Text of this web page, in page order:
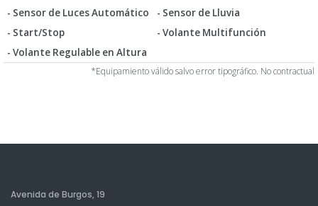
- Sensor de Luces Automático
- Sensor de Lluvia
- Start/Stop
- Volante Multifunción
- Volante Regulable en Altura
*Equipamiento válido salvo error tipográfico. No contractual
Avenida de Burgos, 19